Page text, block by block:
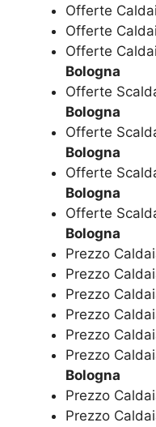
Offerte
Offerte
Offerte
Bologna
Offerte
Bologna
Offerte
Bologna
Offerte
Bologna
Offerte
Bologna
Prezzo
Prezzo
Prezzo
Prezzo
Prezzo
Prezzo
Bologna
Prezzo
Prezzo